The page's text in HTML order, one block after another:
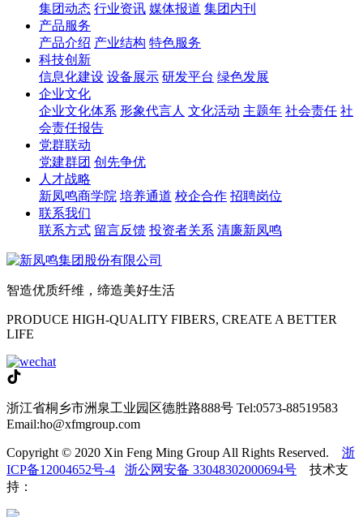
集团动态 行业资讯 媒体报道 集团内刊
产品服务
产品介绍 产业结构 特色服务
科技创新
信息化建设 设备展示 研发平台 绿色发展
企业文化
企业文化体系 形象代言人 文化活动 主题年 社会责任 社
会责任报告
党群联动
党建群团 创先争优
人才战略
新凤鸣商学院 培养通道 校企合作 招聘岗位
联系我们
联系方式 留言反馈 投资者关系 清廉新凤鸣
智造优质纤维，缔造美好生活
PRODUCE HIGH-QUALITY FIBERS, CREATE A BETTER
LIFE
浙江省桐乡市洲泉工业园区德胜路888号 Tel:0573-88519583
Email:ho@xfmgroup.com
Copyright © 2020 Xin Feng Ming Group All Rights Reserved. 浙
ICP备12004652号-4
浙公网安备 33048302000694号 技术支
持：